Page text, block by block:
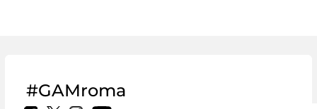
#GAMroma